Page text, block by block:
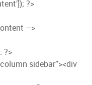
?>
–>
?>
sidebar”><div